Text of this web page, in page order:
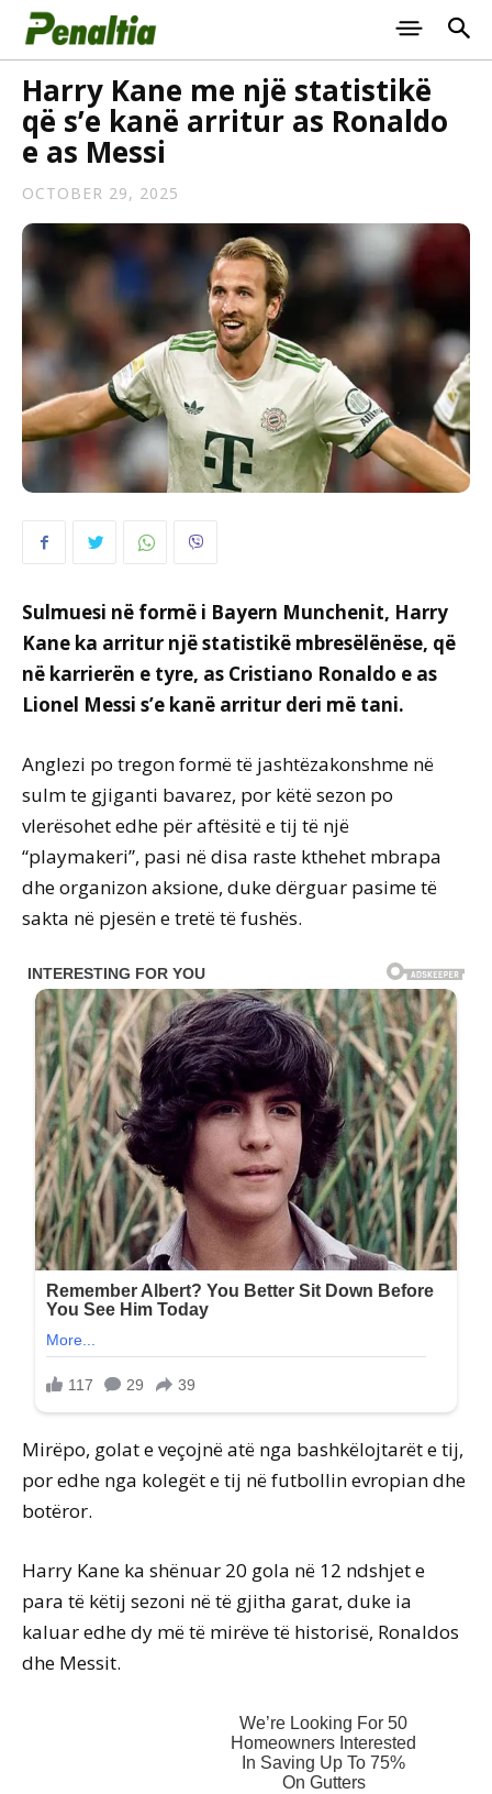
Harry Kane me një statistikë
që s’e kanë arritur as Ronaldo
e as Messi
OCTOBER 29, 2025
Sulmuesi në formë i Bayern Munchenit, Harry
Kane ka arritur një statistikë mbresëlënëse, që
në karrierën e tyre, as Cristiano Ronaldo e as
Lionel Messi s’e kanë arritur deri më tani.
Anglezi po tregon formë të jashtëzakonshme në
sulm te gjiganti bavarez, por këtë sezon po
vlerësohet edhe për aftësitë e tij të një
“playmakeri”, pasi në disa raste kthehet mbrapa
dhe organizon aksione, duke dërguar pasime të
sakta në pjesën e tretë të fushës.
Mirëpo, golat e veçojnë atë nga bashkëlojtarët e tij,
por edhe nga kolegët e tij në futbollin evropian dhe
botëror.
Harry Kane ka shënuar 20 gola në 12 ndshjet e
para të këtij sezoni në të gjitha garat, duke ia
kaluar edhe dy më të mirëve të historisë, Ronaldos
dhe Messit.